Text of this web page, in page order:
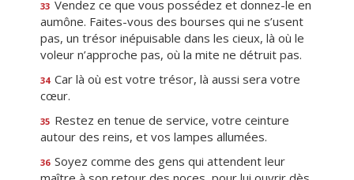
33 Vendez ce que vous possédez et donnez-le en
aumône. Faites-vous des bourses qui ne s’usent
pas, un trésor inépuisable dans les cieux, là où le
voleur n’approche pas, où la mite ne détruit pas.
34 Car là où est votre trésor, là aussi sera votre
cœur.
35 Restez en tenue de service, votre ceinture
autour des reins, et vos lampes allumées.
36 Soyez comme des gens qui attendent leur